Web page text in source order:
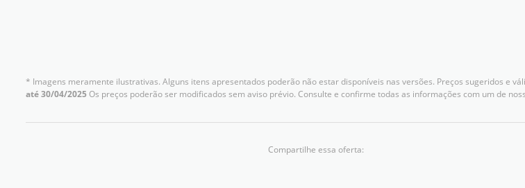
* Imagens meramente ilustrativas. Alguns itens apresentados poderão não estar disponíveis nas versões. Preços sugeridos e
até 30/04/2025Os preços poderão ser modificados sem aviso prévio. Consulte e confirme todas as informações com um de
Compartilhe essa oferta: